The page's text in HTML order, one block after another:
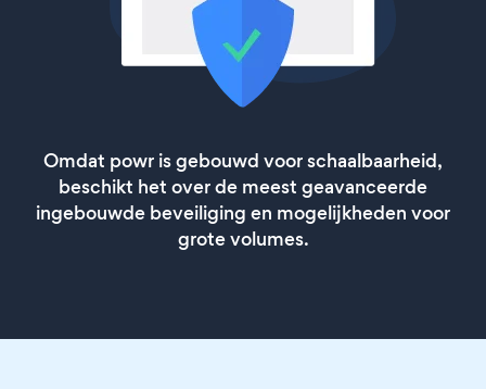
Omdat powr is gebouwd voor schaalbaarheid,
beschikt het over de meest geavanceerde
ingebouwde beveiliging en mogelijkheden voor
grote volumes.